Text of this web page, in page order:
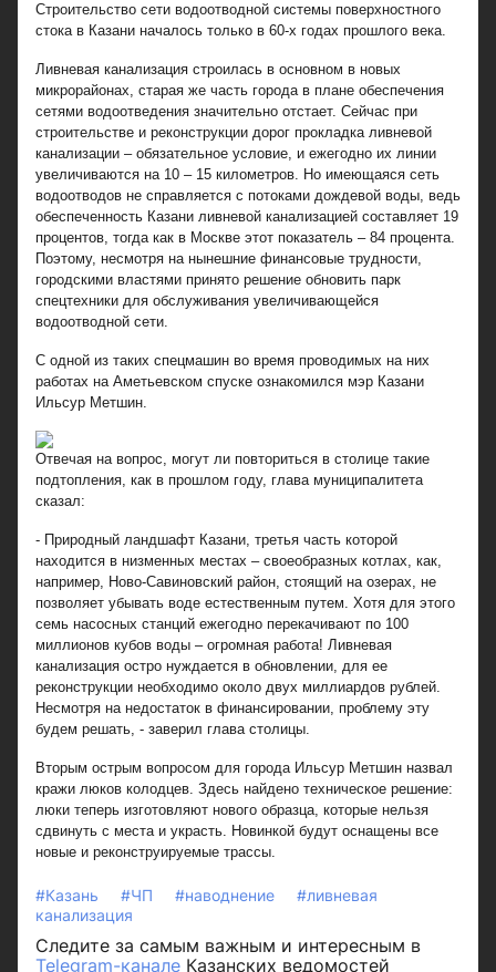
Строительство сети водоотводной системы поверхностного
стока в Казани началось только в 60-х годах прошлого века.
Ливневая канализация строилась в основном в новых
микрорайонах, старая же часть города в плане обеспечения
сетями водоотведения значительно отстает. Сейчас при
строительстве и реконструкции дорог прокладка ливневой
канализации – обязательное условие, и ежегодно их линии
увеличиваются на 10 – 15 километров. Но имеющаяся сеть
водоотводов не справляется с потоками дождевой воды, ведь
обеспеченность Казани ливневой канализацией составляет 19
процентов, тогда как в Москве этот показатель – 84 процента.
Поэтому, несмотря на нынешние финансовые трудности,
городскими властями принято решение обновить парк
спецтехники для обслуживания увеличивающейся
водоотводной сети.
С одной из таких спецмашин во время проводимых на них
работах на Аметьевском спуске ознакомился мэр Казани
Ильсур Метшин.
Отвечая на вопрос, могут ли повториться в столице такие
подтопления, как в прошлом году, глава муниципалитета
сказал:
- Природный ландшафт Казани, третья часть которой
находится в низменных местах – своеобразных котлах, как,
например, Ново-Савиновский район, стоящий на озерах, не
позволяет убывать воде естественным путем. Хотя для этого
семь насосных станций ежегодно перекачивают по 100
миллионов кубов воды – огромная работа! Ливневая
канализация остро нуждается в обновлении, для ее
реконструкции необходимо около двух миллиардов рублей.
Несмотря на недостаток в финансировании, проблему эту
будем решать, - заверил глава столицы.
Вторым острым вопросом для города Ильсур Метшин назвал
кражи люков колодцев. Здесь найдено техническое решение:
люки теперь изготовляют нового образца, которые нельзя
сдвинуть с места и украсть. Новинкой будут оснащены все
новые и реконструируемые трассы.
#Казань #ЧП #наводнение
#ливневая
канализация
Следите за самым важным и интересным в
Telegram-канале Казанских ведомостей